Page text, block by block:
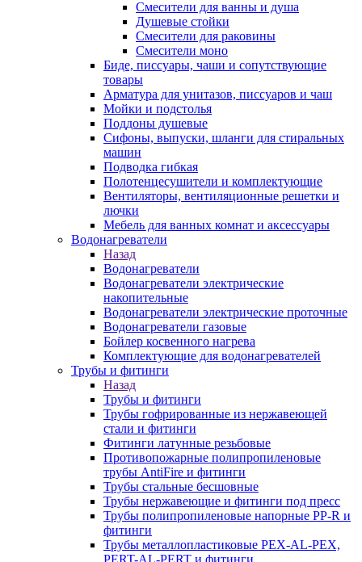
Смесители для ванны и душа
Душевые стойки
Смесители для раковины
Смесители моно
Биде, писсуары, чаши и сопутствующие
товары
Арматура для унитазов, писсуаров и чаш
Мойки и подстолья
Поддоны душевые
Сифоны, выпуски, шланги для стиральных
машин
Подводка гибкая
Полотенцесушители и комплектующие
Вентиляторы, вентиляционные решетки и
лючки
Мебель для ванных комнат и аксессуары
Водонагреватели
Назад
Водонагреватели
Водонагреватели электрические
накопительные
Водонагреватели электрические проточные
Водонагреватели газовые
Бойлер косвенного нагрева
Комплектующие для водонагревателей
Трубы и фитинги
Назад
Трубы и фитинги
Трубы гофрированные из нержавеющей
стали и фитинги
Фитинги латунные резьбовые
Противопожарные полипропиленовые
трубы AntiFire и фитинги
Трубы стальные бесшовные
Трубы нержавеющие и фитинги под пресс
Трубы полипропиленовые напорные PP-R и
фитинги
Трубы металлопластиковые PEX-AL-PEX,
PERT-AL-PERT и фитинги